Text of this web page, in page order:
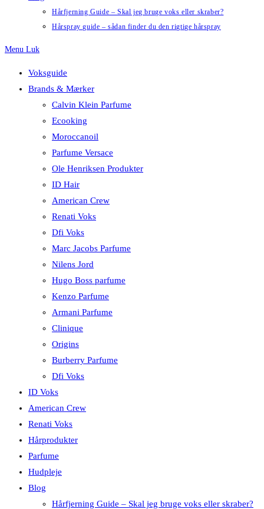
Hårfjerning Guide – Skal jeg bruge voks eller skraber?
Hårspray guide – sådan finder du den rigtige hårspray
Menu Luk
Voksguide
Brands & Mærker
Calvin Klein Parfume
Ecooking
Moroccanoil
Parfume Versace
Ole Henriksen Produkter
ID Hair
American Crew
Renati Voks
Dfi Voks
Marc Jacobs Parfume
Nilens Jord
Hugo Boss parfume
Kenzo Parfume
Armani Parfume
Clinique
Origins
Burberry Parfume
Dfi Voks
ID Voks
American Crew
Renati Voks
Hårprodukter
Parfume
Hudpleje
Blog
Hårfjerning Guide – Skal jeg bruge voks eller skraber?